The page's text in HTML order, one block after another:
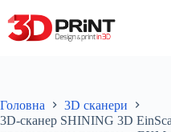
до
вмісту
Головна
3D сканери
3D-сканер SHINING 3D